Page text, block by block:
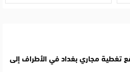
تغطية مجاري بغداد في الأطراف إلى